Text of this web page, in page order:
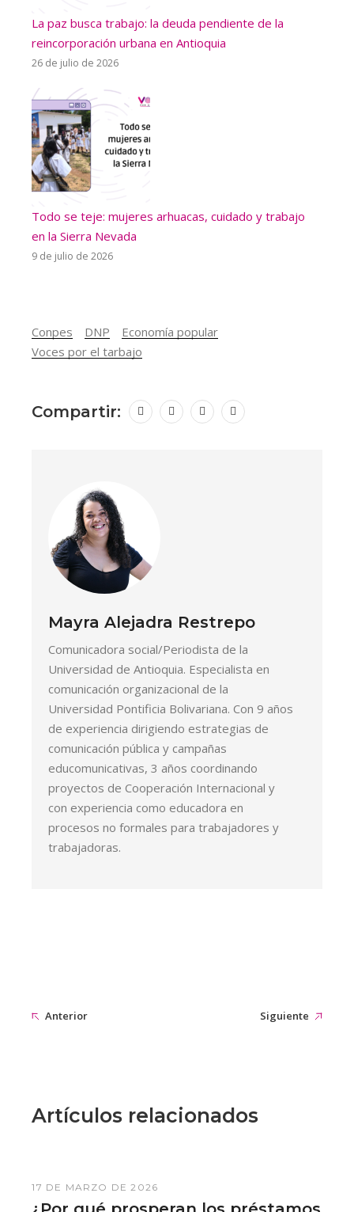
La paz busca trabajo: la deuda pendiente de la
reincorporación urbana en Antioquia
26 de julio de 2026
Todo se teje: mujeres arhuacas, cuidado y trabajo
en la Sierra Nevada
9 de julio de 2026
Conpes DNP
Economía popular
Voces por el tarbajo
Compartir:
Mayra Alejadra Restrepo
Comunicadora social/Periodista de la
Universidad de Antioquia. Especialista en
comunicación organizacional de la
Universidad Pontificia Bolivariana. Con 9 años
de experiencia dirigiendo estrategias de
comunicación pública y campañas
educomunicativas, 3 años coordinando
proyectos de Cooperación Internacional y
con experiencia como educadora en
procesos no formales para trabajadores y
trabajadoras.
Anterior Siguiente
Artículos relacionados
17 DE MARZO DE 2026